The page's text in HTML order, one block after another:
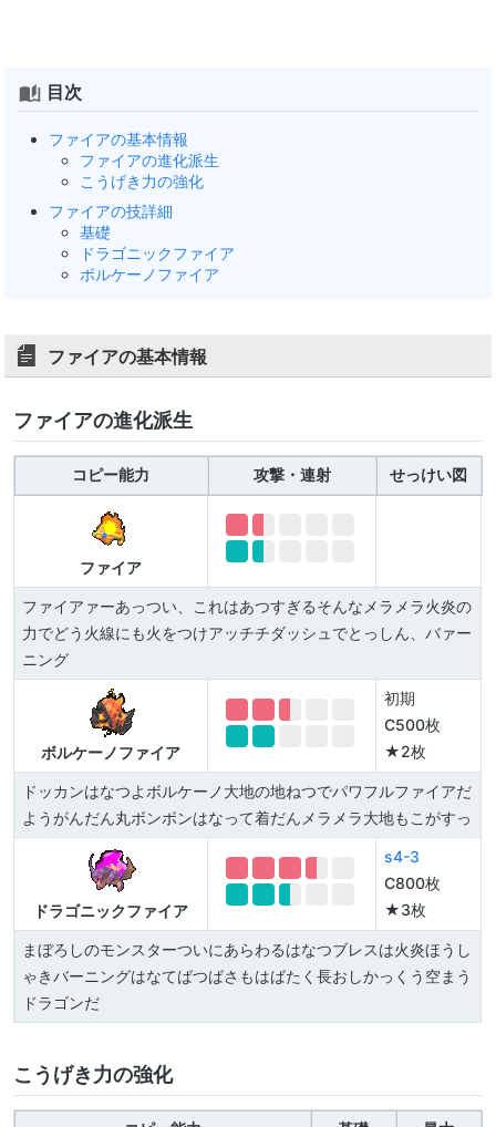
目次
ファイアの基本情報
ファイアの進化派生
こうげき力の強化
ファイアの技詳細
基礎
ドラゴニックファイア
ボルケーノファイア
ファイアの基本情報
ファイアの進化派生
コピー能力 攻撃・連射 せっけい図
ファイア
ファイアァーあっつい、これはあつすぎるそんなメラメラ火炎の
力でどう火線にも火をつけアッチチダッシュでとっしん、バァー
ニング
ボルケーノファイア
初期
C500枚
★2枚
ドッカンはなつよボルケーノ大地の地ねつでパワフルファイアだ
ようがんだん丸ボンボンはなって着だんメラメラ大地もこがすっ
ドラゴニックファイア
s4-3
C800枚
★3枚
まぼろしのモンスターついにあらわるはなつブレスは火炎ほうし
ゃきバーニングはなてばつばさもはばたく長おしかっくう空まう
ドラゴンだ
こうげき力の強化